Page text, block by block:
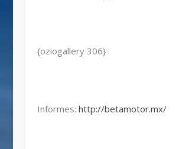
{oziogallery 306}
Informes: http://betamotor.mx/